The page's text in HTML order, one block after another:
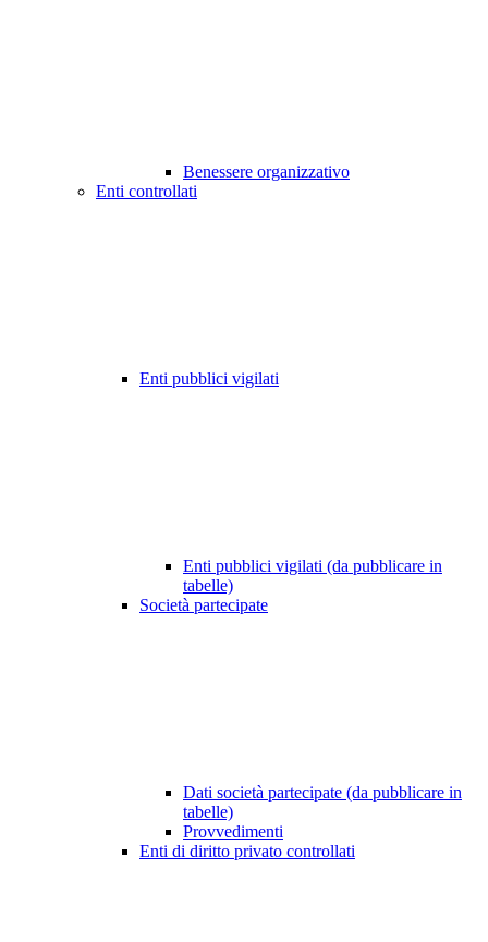
Benessere organizzativo
Enti controllati
Enti pubblici vigilati
Enti pubblici vigilati (da pubblicare in
tabelle)
Società partecipate
Dati società partecipate (da pubblicare in
tabelle)
Provvedimenti
Enti di diritto privato controllati